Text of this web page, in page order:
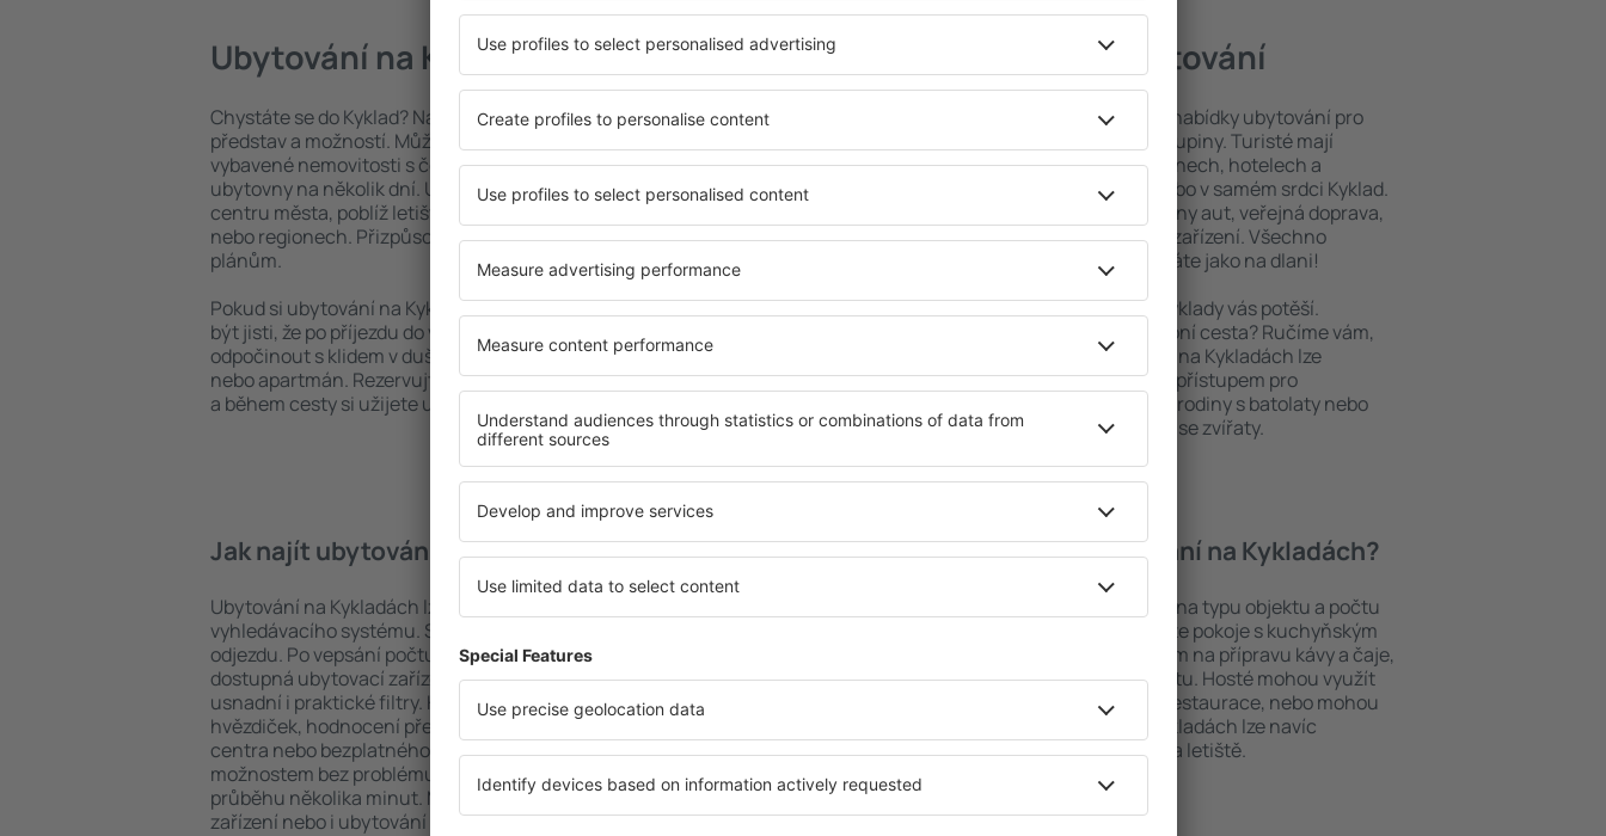
Ubytování na Kykladách
Chystáte se do Kyklad? Najděte si ubytování přesně podle vašich
představ a možností. Můžete využít prostorné, komfortně
vybavené nemovitosti s četnými vymoženostmi, jakož i levné
ubytovny na několik dní. Ubytování na Kykladách je dostupné v
centru města, poblíž letiště i v méně vyhledávaných okresech
nebo regionech. Přizpůsobte ubytování vašim potřebám a dalším
plánům.
Pokud si ubytování na Kykladách zarezervujete včas, můžete si
být jisti, že po příjezdu do vaší destinace si budete moci
odpočinout s klidem v duši a bez toho, abyste museli hledat hotel
nebo apartmán. Rezervujte si ubytování před odjezdem do Kyklad
a během cesty si užijete uvolněnou atmosféru.
Kyklady – nejlepší ubytování
na Kykladách si můžete vybrat ze široké nabídky ubytování pro
jednotlivce, páry, rodiny, seniory nebo skupiny. Turisté mají
možnost přenocovat v různých apartmánech, hotelech a
penzionech – v poklidných oblastech nebo v samém srdci Kyklad.
Mezi další výhody patří i nedaleké půjčovny aut, veřejná doprava,
četné obchody, restaurační a rekreační zařízení. Všechno
nezbytné pro nezapomenutelný výlet máte jako na dlani!
Pokud toužíte po luxusním ubytování, Kyklady vás potěší.
Dokonalá dovolená nebo úspěšná služební cesta? Ručíme vám,
že budete nadmíru spokojeni. Ubytování na Kykladách lze
rezervovat v zařízeních s bezbariérovým přístupem pro
handicapované osoby. Na své si přijdou i rodiny s batolaty nebo
malými dětmi a návštěvníci, kteří cestují se zvířaty.
Jak najít ubytování na Kykladách?
Ubytování na Kykladách lze rychle najít prostřednictvím našeho
vyhledávacího systému. Stačí uvést cíl cesty a termín příjezdu a
odjezdu. Po vepsání počtu cestujících systém rychle najde
dostupná ubytovací zařízení na Kykladách. Výběr ubytování
usnadní i praktické filtry. Hledat můžete podle typu zařízení, počtu
hvězdiček, hodnocení předchozích návštěvníků, vzdálenosti od
centra nebo bezplatného zrušení rezervace. Díky těmto
možnostem bez problému najdete ubytování na Kykladách v
průběhu několika minut. Můžete rezervovat pouze ubytovací
zařízení nebo i ubytování s letem.
Jaké vybavení nabízí ubytování na Kykladách?
Vybavení ubytování na Kykladách záleží na typu objektu a počtu
hvězdiček. V dostupných místech najdete pokoje s kuchyňským
koutem, balkonem, klimatizací, přístrojem na přípravu kávy a čaje,
sadou ručníků nebo přístupem k internetu. Hosté mohou využít
bezplatné parkování, objednat si jídla z restaurace, nebo mohou
zvolit hotel s bazénem. Ubytování na Kykladách lze navíc
rezervovat se službou přepravy z nebo na letiště.